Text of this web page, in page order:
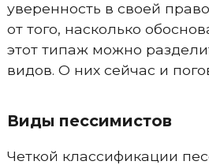
уверенность в своей
от того, насколько
этот типаж можно
видов. О них сейчас и
Виды пессимистов
Четкой классификации